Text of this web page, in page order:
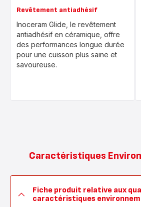
Revêtement antiadhésif
Inoceram Glide, le revêtement
antiadhésif en céramique, offre
des performances longue durée
pour une cuisson plus saine et
savoureuse.
Caractéristiques
Fiche produit relative aux
caractéristiques